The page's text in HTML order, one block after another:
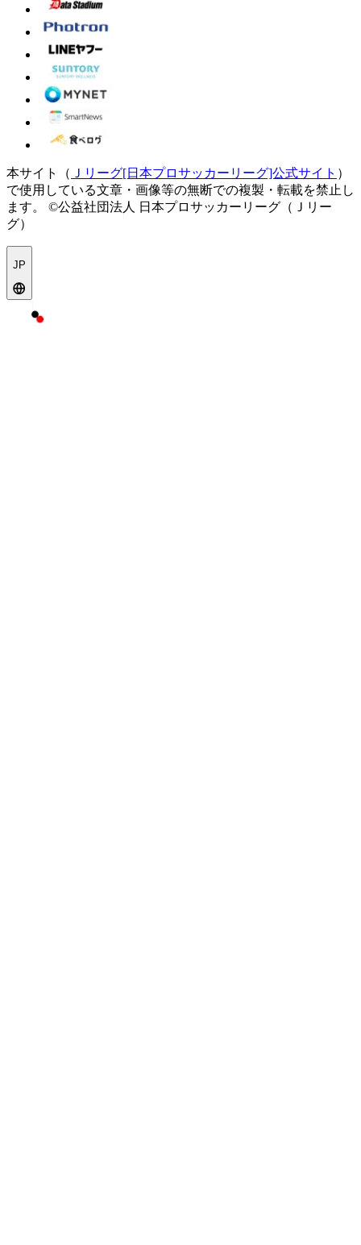
本サイト（ Ｊリーグ[日本プロサッカーリーグ]公式サイト ）
で使用している文章・画像等の無断での複製・転載を禁止し
ます。
©公益社団法人 日本プロサッカーリーグ（Ｊリー
グ）
JP